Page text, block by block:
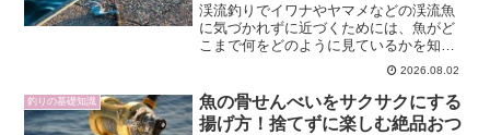
渓流釣りでイワナやヤマメなどの渓流魚
に気づかれずに近づくためには、魚がど
こまで何をどのように見ているかを知る
ことが最も重要です。視界の範囲、視野
角、モノキュラー／バイノキュラー視な
ど魚の視覚構造と、水面の屈折現象や水
の透明度などの環境要因が...
2026.08.02
釣りの基礎知識
魚の骨せんべいをサクサクにする
揚げ方！捨てずに楽しむ絶品おつ